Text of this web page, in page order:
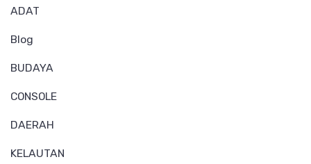
ADAT
Blog
BUDAYA
CONSOLE
DAERAH
KELAUTAN